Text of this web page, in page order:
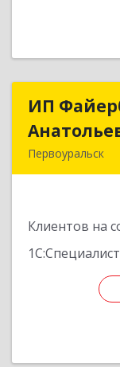
ИП
Первоуральск
Клиентов на
1С:Специалист